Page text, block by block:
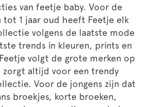
van feetje baby. Voor de
tot 1 jaar oud heeft Feetje elk
volgens de laatste mode
trends in kleuren, prints en
volgt de grote merken op
zorgt altijd voor een trendy
Voor de jongens zijn dat
broekjes, korte broeken,